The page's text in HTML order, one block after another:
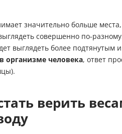
значительно больше
совершенно по-
выглядеть более подтянутым
организме человека, ответ
верить